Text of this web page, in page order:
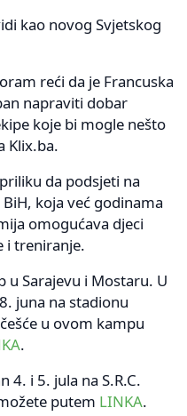
kao novog Svjetskog
reći da je Francuska
napraviti dobar
koje bi mogle nešto
Klix.ba.
da podsjeti na
koja već godinama
omogućava djeci
i treniranje.
u Sarajevu i Mostaru. U
juna na stadionu
u ovom kampu
.
4. i 5. jula na S.R.C.
putem LINKA.